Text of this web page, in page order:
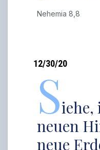
Nehemia 8,8
12/30/20
Siehe,
neuen
neue